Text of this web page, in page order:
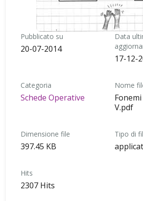
Pubblicato su
20-07-2014
Data
17-12-
Categoria
Schede Operative
Nome
V.pdf
Dimensione file
397.45 KB
Tipo di
Hits
2307 Hits